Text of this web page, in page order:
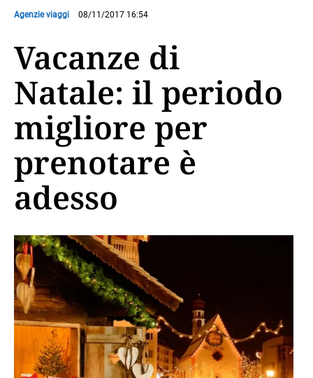
Agenzie viaggi 08/11/2017 16:54
Vacanze di
Natale: il periodo
migliore per
prenotare è
adesso